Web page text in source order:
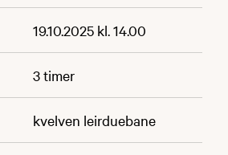
19.10.2025 kl. 14.00
3 timer
kvelven leirduebane